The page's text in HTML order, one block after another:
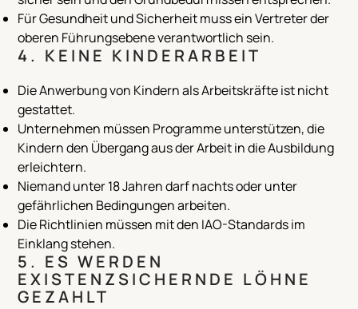
Für Gesundheit und Sicherheit muss ein Vertreter der
oberen Führungsebene verantwortlich sein.
4. KEINE KINDERARBEIT
Die Anwerbung von Kindern als Arbeitskräfte ist nicht
gestattet.
Unternehmen müssen Programme unterstützen, die
Kindern den Übergang aus der Arbeit in die Ausbildung
erleichtern.
Niemand unter 18 Jahren darf nachts oder unter
gefährlichen Bedingungen arbeiten.
Die Richtlinien müssen mit den IAO-Standards im
Einklang stehen.
5. ES WERDEN
EXISTENZSICHERNDE LÖHNE
GEZAHLT